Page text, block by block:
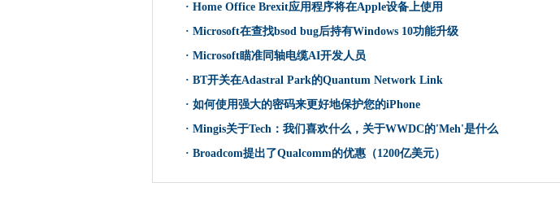
所有变化：供应商和IT买家可以从G-Cloud 11期望什么？
大多数组织仍然缺乏事件响应计划
到Win10明智的词：不要点击“检查更新”
微软最终在两周内退休的Windows 10 1511
Microsoft Planner：办公室365集成的特拉洛竞争对手福利
全球技术周期取决于IPhone，IMF声明
· Home Office Brexit应用程序将在Apple设备上使用
· Microsoft在查找bsod bug后持有Windows 10功能升级
· Microsoft瞄准同轴电缆AI开发人员
· BT开关在Adastral Park的Quantum Network Link
· 如何使用强大的密码来更好地保护您的iPhone
· Mingis关于Tech：我们喜欢什么，关于WWDC的'Meh'是什么
· Broadcom提出了Qualcomm的优惠（1200亿美元）